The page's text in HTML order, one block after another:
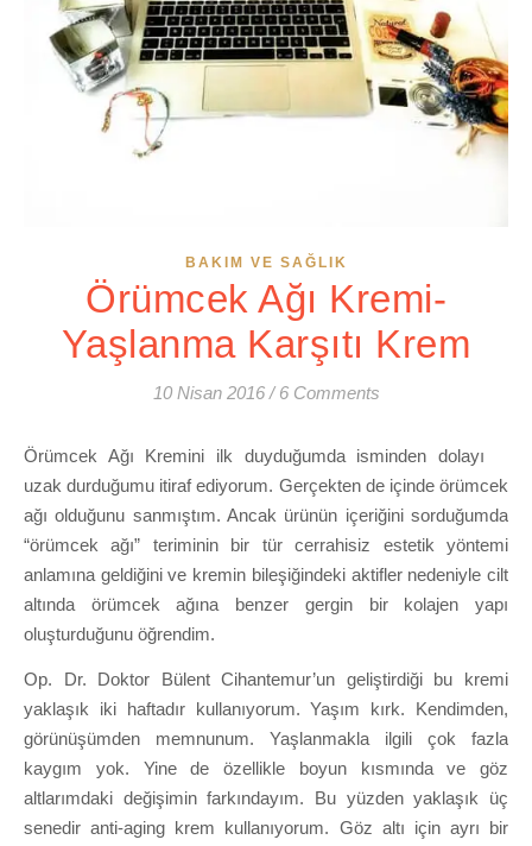
BAKIM VE SAĞLIK
Örümcek Ağı Kremi-
Yaşlanma Karşıtı Krem
10 Nisan 2016 / 6 Comments
Örümcek Ağı Kremini ilk duyduğumda isminden dolayı
uzak durduğumu itiraf ediyorum. Gerçekten de içinde örümcek
ağı olduğunu sanmıştım. Ancak ürünün içeriğini sorduğumda
“örümcek ağı” teriminin bir tür cerrahisiz estetik yöntemi
anlamına geldiğini ve kremin bileşiğindeki aktifler nedeniyle cilt
altında örümcek ağına benzer gergin bir kolajen yapı
oluşturduğunu öğrendim.
Op. Dr. Doktor Bülent Cihantemur’un geliştirdiği bu kremi
yaklaşık iki haftadır kullanıyorum. Yaşım kırk. Kendimden,
görünüşümden memnunum. Yaşlanmakla ilgili çok fazla
kaygım yok. Yine de özellikle boyun kısmında ve göz
altlarımdaki değişimin farkındayım. Bu yüzden yaklaşık üç
senedir anti-aging krem kullanıyorum. Göz altı için ayrı bir